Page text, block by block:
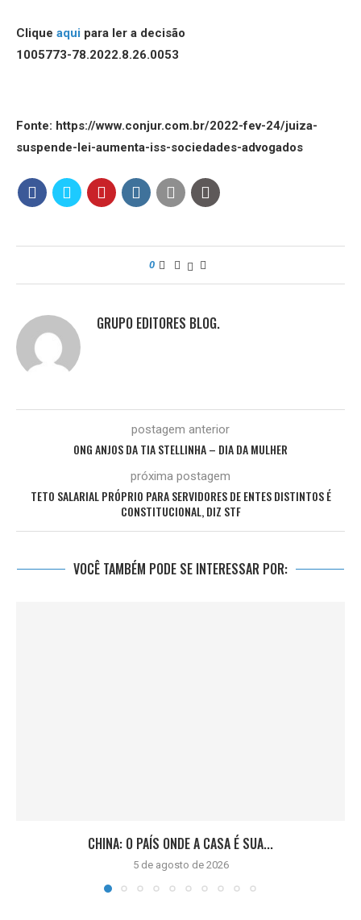
Clique aqui para ler a decisão
1005773-78.2022.8.26.0053
Fonte: https://www.conjur.com.br/2022-fev-24/juiza-
suspende-lei-aumenta-iss-sociedades-advogados
0
GRUPO EDITORES BLOG.
postagem anterior
ONG ANJOS DA TIA STELLINHA – DIA DA MULHER
próxima postagem
TETO SALARIAL PRÓPRIO PARA SERVIDORES DE ENTES DISTINTOS É
CONSTITUCIONAL, DIZ STF
VOCÊ TAMBÉM PODE SE INTERESSAR POR:
CHINA: O PAÍS ONDE A CASA É SUA...
5 de agosto de 2026